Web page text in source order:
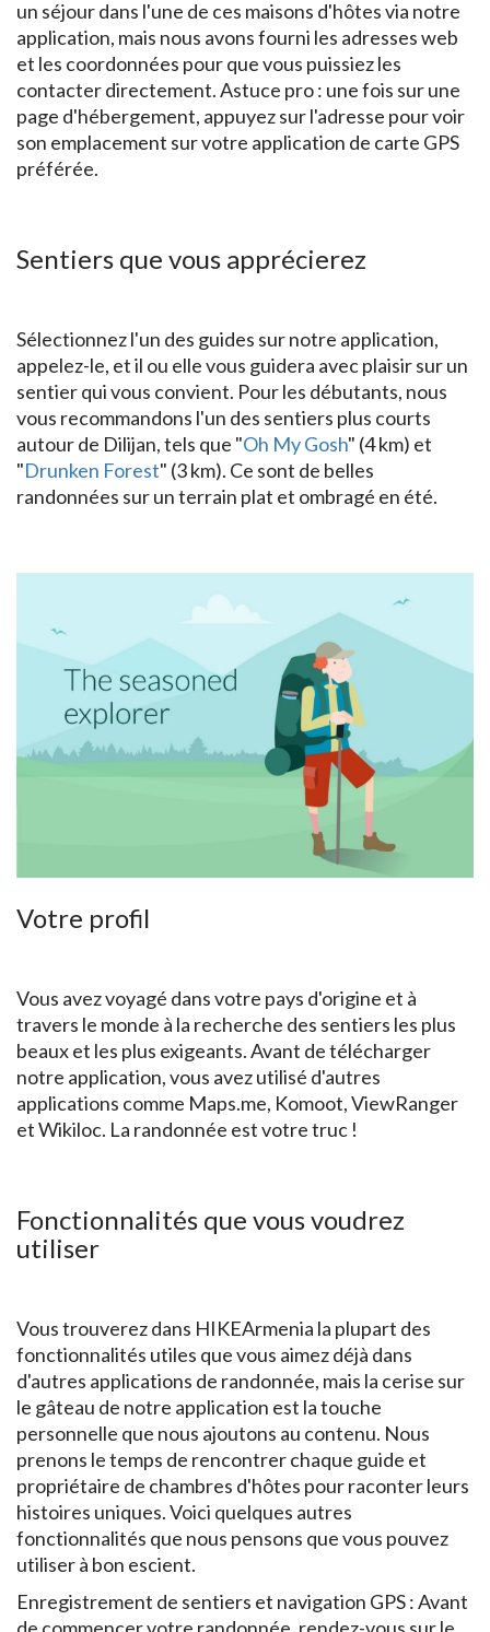
un séjour dans l'une de ces maisons d'hôtes via notre
application, mais nous avons fourni les adresses web
et les coordonnées pour que vous puissiez les
contacter directement. Astuce pro : une fois sur une
page d'hébergement, appuyez sur l'adresse pour voir
son emplacement sur votre application de carte GPS
préférée.
Sentiers que vous apprécierez
Sélectionnez l'un des guides sur notre application,
appelez-le, et il ou elle vous guidera avec plaisir sur un
sentier qui vous convient. Pour les débutants, nous
vous recommandons l'un des sentiers plus courts
autour de Dilijan, tels que "Oh My Gosh" (4 km) et
"Drunken Forest" (3 km). Ce sont de belles
randonnées sur un terrain plat et ombragé en été.
Votre profil
Vous avez voyagé dans votre pays d'origine et à
travers le monde à la recherche des sentiers les plus
beaux et les plus exigeants. Avant de télécharger
notre application, vous avez utilisé d'autres
applications comme Maps.me, Komoot, ViewRanger
et Wikiloc. La randonnée est votre truc !
Fonctionnalités que vous voudrez
utiliser
Vous trouverez dans HIKEArmenia la plupart des
fonctionnalités utiles que vous aimez déjà dans
d'autres applications de randonnée, mais la cerise sur
le gâteau de notre application est la touche
personnelle que nous ajoutons au contenu. Nous
prenons le temps de rencontrer chaque guide et
propriétaire de chambres d'hôtes pour raconter leurs
histoires uniques. Voici quelques autres
fonctionnalités que nous pensons que vous pouvez
utiliser à bon escient.
Enregistrement de sentiers et navigation GPS : Avant